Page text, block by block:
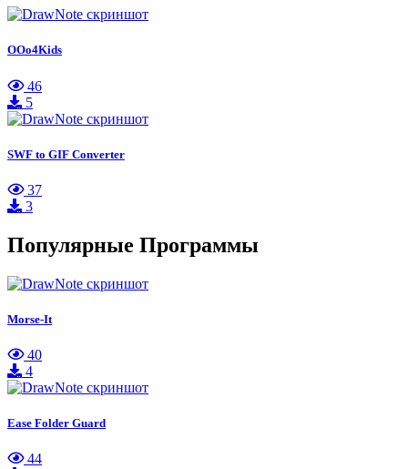
OOo4Kids
46
5
SWF to GIF Converter
37
3
Популярные Программы
Morse-It
40
4
Ease Folder Guard
44